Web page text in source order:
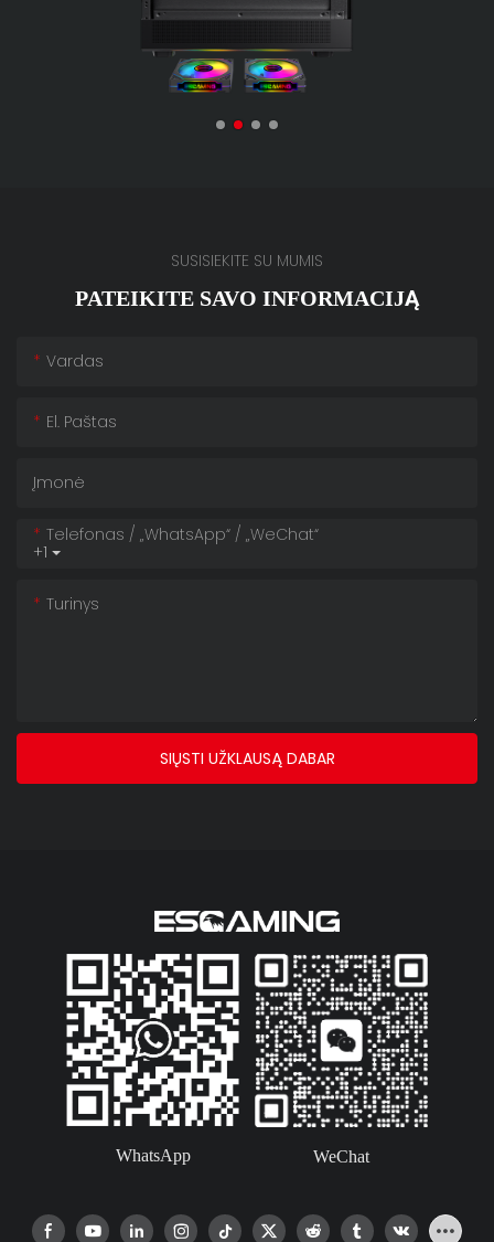
SUSISIEKITE SU MUMIS
PATEIKITE SAVO INFORMACIJĄ
Vardas
El. Paštas
Įmonė
+1
Telefonas / „WhatsApp“ / „WeChat“
Turinys
SIŲSTI UŽKLAUSĄ DABAR
WhatsApp WeChat